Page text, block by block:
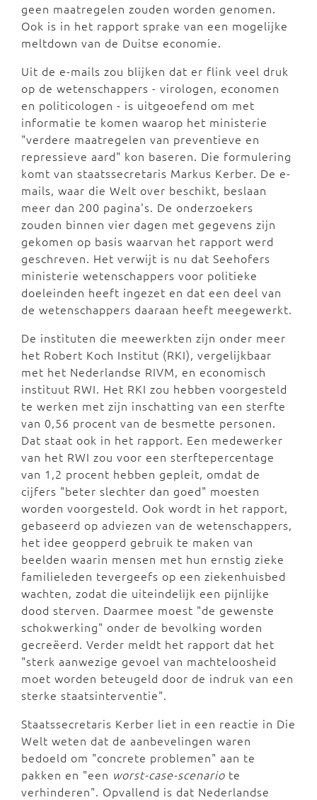
geen maatregelen zouden worden genomen.
Ook is in het rapport sprake van een mogelijke
meltdown van de Duitse economie.
Uit de e-mails zou blijken dat er flink veel druk
op de wetenschappers - virologen, economen
en politicologen - is uitgeoefend om met
informatie te komen waarop het ministerie
"verdere maatregelen van preventieve en
repressieve aard" kon baseren. Die formulering
komt van staatssecretaris Markus Kerber. De e-
mails, waar die Welt over beschikt, beslaan
meer dan 200 pagina's. De onderzoekers
zouden binnen vier dagen met gegevens zijn
gekomen op basis waarvan het rapport werd
geschreven. Het verwijt is nu dat Seehofers
ministerie wetenschappers voor politieke
doeleinden heeft ingezet en dat een deel van
de wetenschappers daaraan heeft meegewerkt.
De instituten die meewerkten zijn onder meer
het Robert Koch Institut (RKI), vergelijkbaar
met het Nederlandse RIVM, en economisch
instituut RWI. Het RKI zou hebben voorgesteld
te werken met zijn inschatting van een sterfte
van 0,56 procent van de besmette personen.
Dat staat ook in het rapport. Een medewerker
van het RWI zou voor een sterftepercentage
van 1,2 procent hebben gepleit, omdat de
cijfers "beter slechter dan goed" moesten
worden voorgesteld. Ook wordt in het rapport,
gebaseerd op adviezen van de wetenschappers,
het idee geopperd gebruik te maken van
beelden waarin mensen met hun ernstig zieke
familieleden tevergeefs op een ziekenhuisbed
wachten, zodat die uiteindelijk een pijnlijke
dood sterven. Daarmee moest "de gewenste
schokwerking" onder de bevolking worden
gecreëerd. Verder meldt het rapport dat het
"sterk aanwezige gevoel van machteloosheid
moet worden beteugeld door de indruk van een
sterke staatsinterventie".
Staatssecretaris Kerber liet in een reactie in Die
Welt weten dat de aanbevelingen waren
bedoeld om "concrete problemen" aan te
pakken en "een worst-case-scenario te
verhinderen". Opvallend is dat Nederlandse